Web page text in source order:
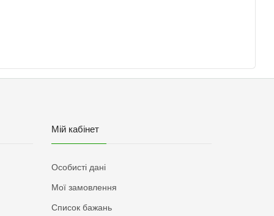
Мій кабінет
Особисті дані
Мої замовлення
Список бажань